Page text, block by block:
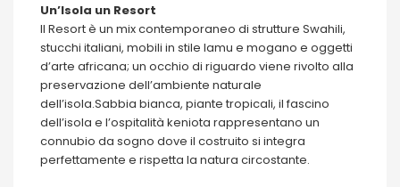
Un’Isola un Resort
Il Resort è un mix contemporaneo di strutture Swahili,
stucchi italiani, mobili in stile lamu e mogano e oggetti
d’arte africana; un occhio di riguardo viene rivolto alla
preservazione dell’ambiente naturale
dell’isola.Sabbia bianca, piante tropicali, il fascino
dell’isola e l’ospitalità keniota rappresentano un
connubio da sogno dove il costruito si integra
perfettamente e rispetta la natura circostante.